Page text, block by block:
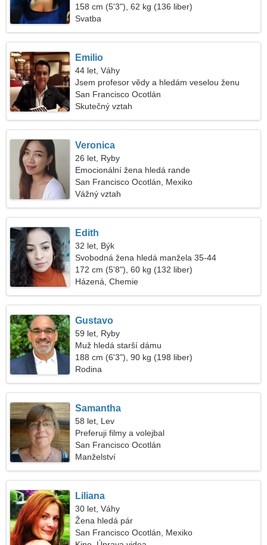
lyžování
158 cm (5'3"), 62 kg (136 liber)
Svatba
Emilio
44 let, Váhy
Jsem profesor vědy a hledám veselou ženu
San Francisco Ocotlán
Skutečný vztah
Veronica
26 let, Ryby
Emocionální žena hledá rande
San Francisco Ocotlán, Mexiko
Vážný vztah
Edith
32 let, Býk
Svobodná žena hledá manžela 35-44
172 cm (5'8"), 60 kg (132 liber)
Házená, Chemie
Gustavo
59 let, Ryby
Muž hledá starší dámu
188 cm (6'3"), 90 kg (198 liber)
Rodina
Samantha
58 let, Lev
Preferuji filmy a volejbal
San Francisco Ocotlán
Manželství
Liliana
30 let, Váhy
Žena hledá pár
San Francisco Ocotlán, Mexiko